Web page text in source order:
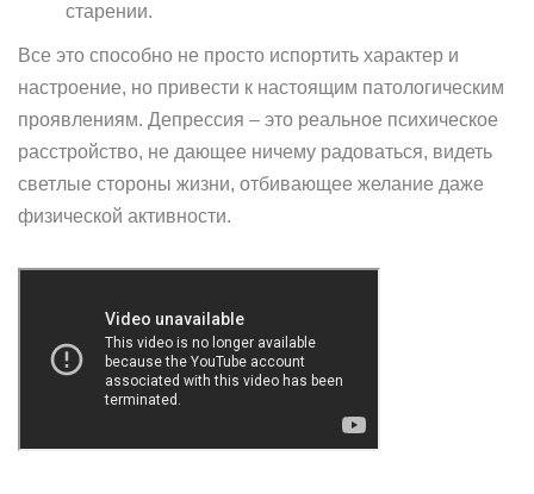
старении.
Все это способно не просто испортить характер и
настроение, но привести к настоящим патологическим
проявлениям. Депрессия – это реальное психическое
расстройство, не дающее ничему радоваться, видеть
светлые стороны жизни, отбивающее желание даже
физической активности.